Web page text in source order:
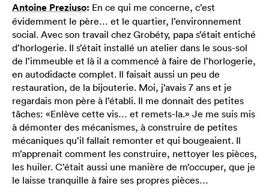
Antoine Preziuso: En ce qui me concerne, c’est
évidemment le père… et le quartier, l’environnement
social. Avec son travail chez Grobéty, papa s’était entiché
d’horlogerie. Il s’était installé un atelier dans le sous-sol
de l’immeuble et là il a commencé à faire de l’horlogerie,
en autodidacte complet. Il faisait aussi un peu de
restauration, de la bijouterie. Moi, j’avais 7 ans et je
regardais mon père à l’établi. Il me donnait des petites
tâches: «Enlève cette vis… et remets-la.» Je me suis mis
à démonter des mécanismes, à construire de petites
mécaniques qu’il fallait remonter et qui bougeaient. Il
m’apprenait comment les construire, nettoyer les pièces,
les huiler. C’était aussi une manière de m’occuper, que je
le laisse tranquille à faire ses propres pièces…